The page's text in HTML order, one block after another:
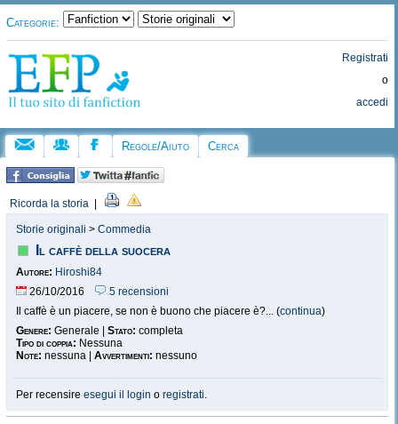
Categorie:
Registrati
o
accedi
Regole/Aiuto Cerca
Ricorda la storia
Storie originali > Commedia
Il caffè della suocera
Autore: Hiroshi84
26/10/2016
5 recensioni
Il caffè è un piacere, se non è buono che piacere è?... (continua)
Genere: Generale | Stato: completa
Tipo di coppia: Nessuna
Note: nessuna | Avvertimenti: nessuno
Per recensire esegui il login o registrati.